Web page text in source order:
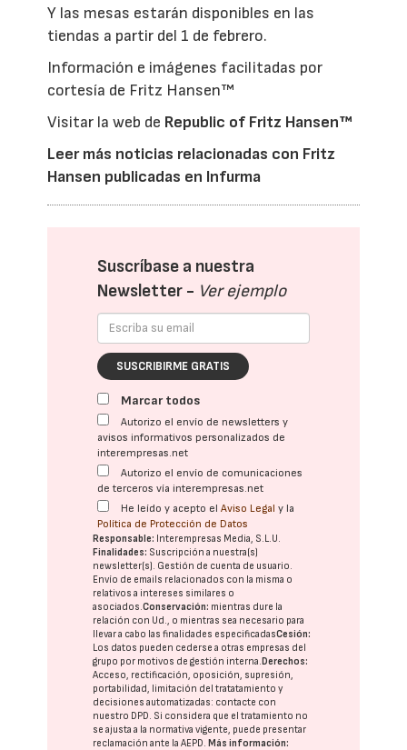
Y las mesas estarán disponibles en las
tiendas a partir del 1 de febrero.
Información e imágenes facilitadas por
cortesía de Fritz Hansen™
Visitar la web de Republic of Fritz Hansen™
Leer más noticias relacionadas con Fritz
Hansen publicadas en Infurma
Suscríbase a nuestra
Newsletter - Ver ejemplo
SUSCRIBIRME GRATIS
Marcar todos
Autorizo el envío de newsletters y
avisos informativos personalizados de
interempresas.net
Autorizo el envío de comunicaciones
de terceros vía interempresas.net
He leído y acepto elAviso Legal y la
Política de Protección de Datos
Responsable: Interempresas Media, S.L.U.
Finalidades: Suscripción a nuestra(s)
newsletter(s). Gestión de cuenta de usuario.
Envío de emails relacionados con la misma o
relativos a intereses similares o
asociados.Conservación: mientras dure la
relación con Ud., o mientras sea necesario para
llevar a cabo las finalidades especificadasCesión:
Los datos pueden cederse a otras empresas del
grupo por motivos de gestión interna.Derechos:
Acceso, rectificación, oposición, supresión,
portabilidad, limitación del tratatamiento y
decisiones automatizadas: contacte con
nuestro DPD. Si considera que el tratamiento no
se ajusta a la normativa vigente, puede presentar
reclamación ante laAEPD.Más información: